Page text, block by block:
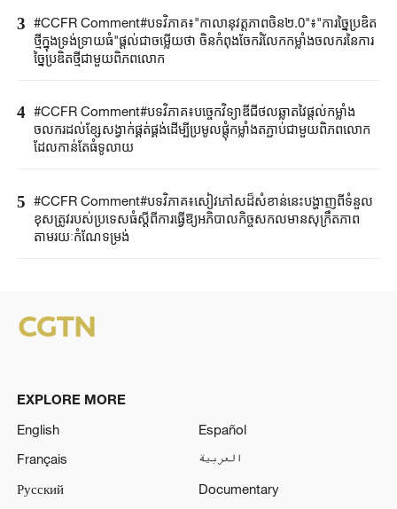
3 #CCFR Comment#បទវិភាគ៖"កាលានុវត្តភាពចិន២.0"៖"ការច្នៃប្រឌិត
ថ្មីក្នុងទ្រង់ទ្រាយធំ"ផ្តល់ជាចម្លើយថា ចិនកំពុងចែករំលែកកម្លាំងចលករនៃការ
ច្នៃប្រឌិតថ្មីជាមួយពិភពលោក
4 #CCFR Comment#បទវិភាគ៖បច្ចេកវិទ្យាឌីជីថលឆ្លាតវៃផ្តល់កម្លាំង
ចលករដល់ខ្សែសង្វាក់ផ្គត់ផ្គង់ដើម្បីប្រមូលផ្តុំកម្លាំងតភ្ជាប់ជាមួយពិភពលោក
ដែលកាន់តែធំទូលាយ
5 #CCFR Comment#បទវិភាគ៖សៀវភៅសដ៏សំខាន់នេះបង្ហាញពីទំនួល
ខុសត្រូវរបស់ប្រទេសធំស្តីពីការធ្វើឱ្យអភិបាលកិច្ចសកលមានសុក្រឹតភាព
តាមរយៈកំណែទម្រង់
EXPLORE MORE
English
Español
Français
العربية
Русский
Documentary